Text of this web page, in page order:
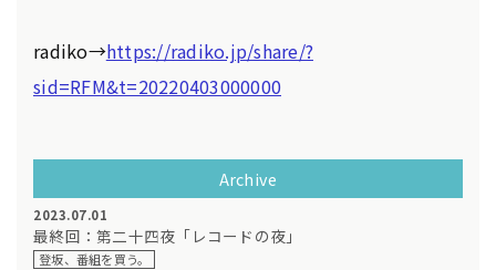
radiko→https://radiko.jp/share/?
sid=RFM&t=20220403000000
Archive
2023.07.01
最終回：第二十四夜「レコードの夜」
登坂、番組を買う。